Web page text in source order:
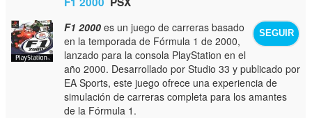
SEGUIR
F1 2000 es un juego de carreras basado
en la temporada de Fórmula 1 de 2000,
lanzado para la consola PlayStation en el
año 2000. Desarrollado por Studio 33 y publicado por
EA Sports, este juego ofrece una experiencia de
simulación de carreras completa para los amantes
de la Fórmula 1.